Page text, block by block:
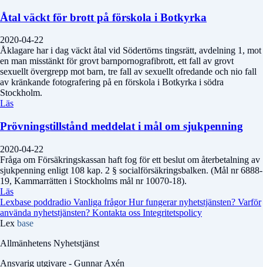
Åtal väckt för brott på förskola i Botkyrka
2020-04-22
Åklagare har i dag väckt åtal vid Södertörns tingsrätt, avdelning 1, mot
en man misstänkt för grovt barnpornografibrott, ett fall av grovt
sexuellt övergrepp mot barn, tre fall av sexuellt ofredande och nio fall
av kränkande fotografering på en förskola i Botkyrka i södra
Stockholm.
Läs
Prövningstillstånd meddelat i mål om sjukpenning
2020-04-22
Fråga om Försäkringskassan haft fog för ett beslut om återbetalning av
sjukpenning enligt 108 kap. 2 § socialförsäkringsbalken. (Mål nr 6888-
19, Kammarrätten i Stockholms mål nr 10070-18).
Läs
Lexbase poddradio Vanliga frågorHur fungerar nyhetstjänsten? Varför
använda nyhetstjänsten? Kontakta oss Integritetspolicy
Lex base
Allmänhetens Nyhetstjänst
Ansvarig utgivare - Gunnar Axén